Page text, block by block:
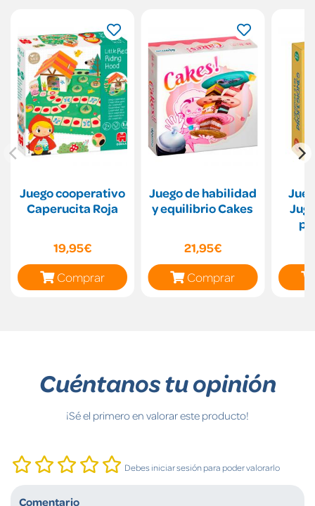
Juego cooperativo
Caperucita Roja
19,95€
Comprar
Juego de habilidad
y equilibrio Cakes
21,95€
Comprar
Cuéntanos tu opinión
¡Sé el primero en valorar este producto!
Debes iniciar sesión para poder valorarlo